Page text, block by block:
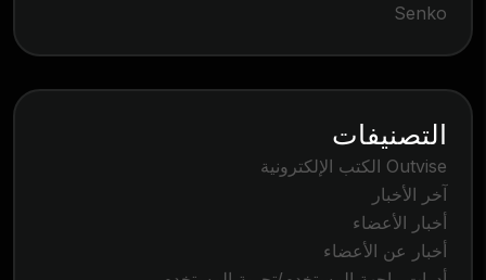
Senko
التصنيفات
Outvise الكتب الإلكترونية
آخر الأخبار
أخبار الأعضاء
أخبار عن الأعضاء